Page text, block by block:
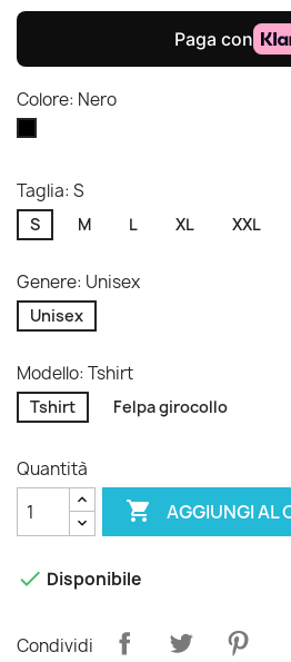
Colore: Nero
Taglia: S
S M L XL XXL
Genere: Unisex
Unisex
Modello: Tshirt
Tshirt Felpa girocollo
Quantità
 AGGIUNGI AL
 Disponibile
Condividi